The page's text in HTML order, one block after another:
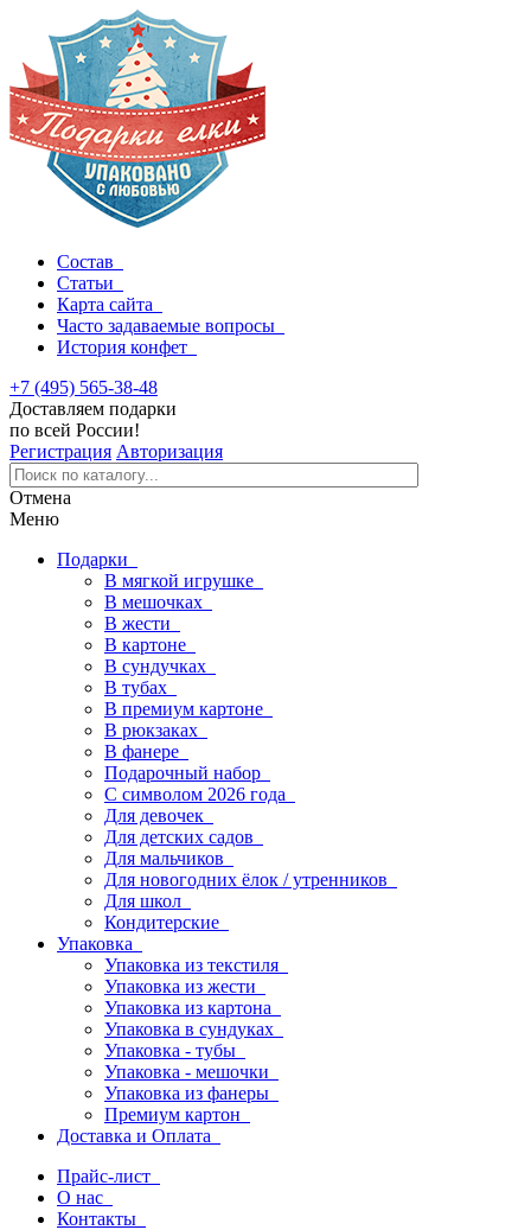
Состав
Статьи
Карта сайта
Часто задаваемые вопросы
История конфет
+7 (495) 565-38-48
Доставляем подарки
по всей России!
Регистрация Авторизация
Отмена
Меню
Подарки
В мягкой игрушке
В мешочках
В жести
В картоне
В сундучках
В тубах
В премиум картоне
В рюкзаках
В фанере
Подарочный набор
С символом 2026 года
Для девочек
Для детских садов
Для мальчиков
Для новогодних ёлок / утренников
Для школ
Кондитерские
Упаковка
Упаковка из текстиля
Упаковка из жести
Упаковка из картона
Упаковка в сундуках
Упаковка - тубы
Упаковка - мешочки
Упаковка из фанеры
Премиум картон
Доставка и Оплата
Прайс-лист
О нас
Контакты